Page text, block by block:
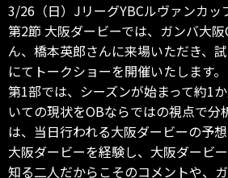
3/26（日）JリーグYBCルヴァンカッ
第2節 大阪ダービーでは、ガンバ大
ん、橋本英郎さんに来場いただき、
にてトークショーを開催いたします。
第1部では、シーズンが始まって約1
いての現状をOBならではの視点で分
は、当日行われる大阪ダービーの予想
大阪ダービーを経験し、大阪ダービ
知る二人だからこそのコメントや、